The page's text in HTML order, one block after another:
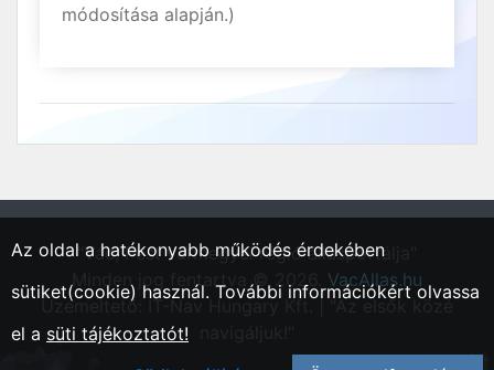
módosítása alapján.)
"Vác, Pest vármegyei régió állásportálja"
Minden jog fentartva © 2026. VacAllas.hu
Üzemeltető: IT-Nav Hungary Kft. | "Az elsők közé
Az oldal a hatékonyabb működés érdekében
sütiket(cookie) használ. További információkért olvassa
el a süti tájékoztatót!